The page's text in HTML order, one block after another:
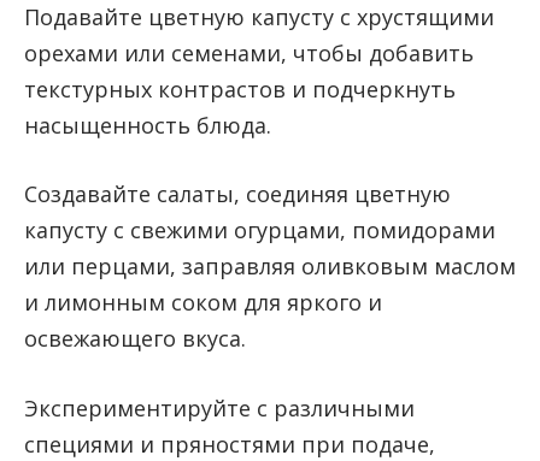
Подавайте цветную капусту с хрустящими
орехами или семенами, чтобы добавить
текстурных контрастов и подчеркнуть
насыщенность блюда.
Создавайте салаты, соединяя цветную
капусту с свежими огурцами, помидорами
или перцами, заправляя оливковым маслом
и лимонным соком для яркого и
освежающего вкуса.
Экспериментируйте с различными
специями и пряностями при подаче,